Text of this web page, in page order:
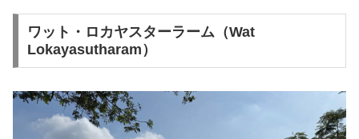
ワット・ロカヤスターラーム（Wat
Lokayasutharam）